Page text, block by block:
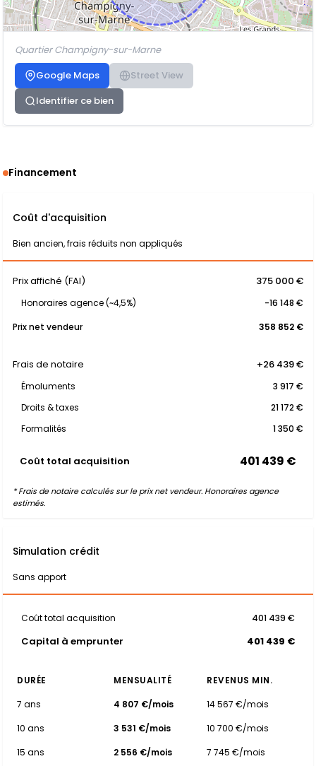
Quartier Champigny-sur-Marne
Google Maps
Street View
Identifier ce bien
Financement
Coût d'acquisition
Bien ancien, frais réduits non appliqués
Prix affiché (FAI) 375 000 €
Honoraires agence (~4,5%)
-16 148 €
Prix net vendeur
358 852 €
Frais de notaire +26 439 €
Émoluments
3 917 €
Droits & taxes
21 172 €
Formalités
1 350 €
Coût total acquisition 401 439 €
* Frais de notaire calculés sur le prix net vendeur. Honoraires agence
estimés.
Simulation crédit
Sans apport
Coût total acquisition 401 439 €
Capital à emprunter 401 439 €
DURÉE MENSUALITÉ
REVENUS MIN.
7 ans
4 807 €/mois
14 567 €/mois
10 ans
3 531 €/mois
10 700 €/mois
15 ans
2 556 €/mois 7 745 €/mois